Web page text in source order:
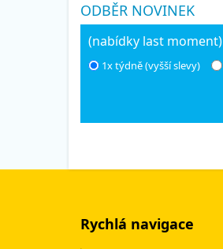
ODBĚR NOVINEK
(nabídky last moment)
1x týdně (vyšší slevy)
Rychlá navigace